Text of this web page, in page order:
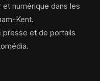
numérique dans les
Kent.
presse et de portails